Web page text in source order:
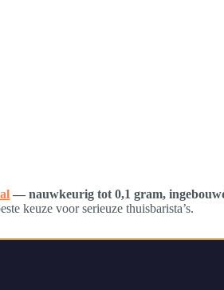
— nauwkeurig tot 0,1 gram,
keuze voor serieuze thuisbarista’s.